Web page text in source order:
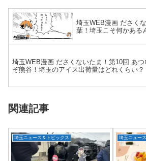
埼玉WEB漫画 ださく
葉！埼玉こそ何かある
埼玉WEB漫画 ださくないたま！第10回 あつ
ぞ熊谷！埼玉のアイス出荷量はどれくらい？
関連記事
埼玉ニュース＆トピックス 埼玉ニュー